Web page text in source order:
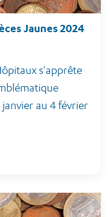
Jaunes 2024
s'apprête
janvier au 4 février